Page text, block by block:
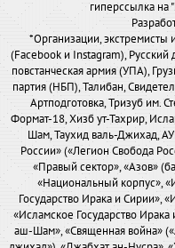
гиперссылка на
*Организации,
(Facebook и Instagram), Русский
повстанческая армия (УПА),
партия (НБП), Талибан,
Артподготовка, Тризуб им.
Формат-18, Хизб ут-Тахрир,
Шам, Таухид валь-Джихад,
России» («Легион Свобода
«Правый сектор», «Азов»
«Национальный корпус»,
Государство Ирака и Сирии»,
«Исламское Государство
аш-Шам», «Священная война»